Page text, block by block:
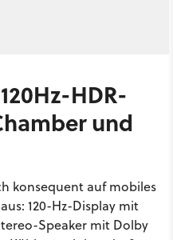
HDR-
und
konsequent auf mobiles
120-Hz-Display mit
Speaker mit Dolby